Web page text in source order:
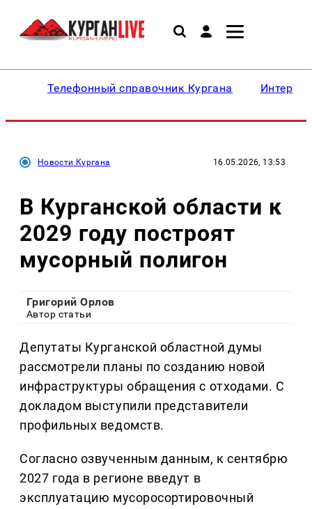
Телефонный справочник Кургана
Новости Кургана 16.05.2026, 13:53
В Курганской области к
2029 году построят
мусорный полигон
Григорий Орлов
Автор статьи
Депутаты Курганской областной думы
рассмотрели планы по созданию новой
инфраструктуры обращения с отходами. С
докладом выступили представители
профильных ведомств.
Согласно озвученным данным, к сентябрю
2027 года в регионе введут в
эксплуатацию мусоросортировочный